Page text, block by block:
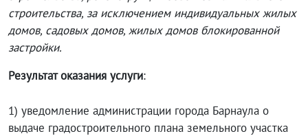
строительства, за исключением индивидуальных жилых
домов, садовых домов, жилых домов блокированной
застройки.
Результат оказания услуги:
1) уведомление администрации города Барнаула о
выдаче градостроительного плана земельного участка